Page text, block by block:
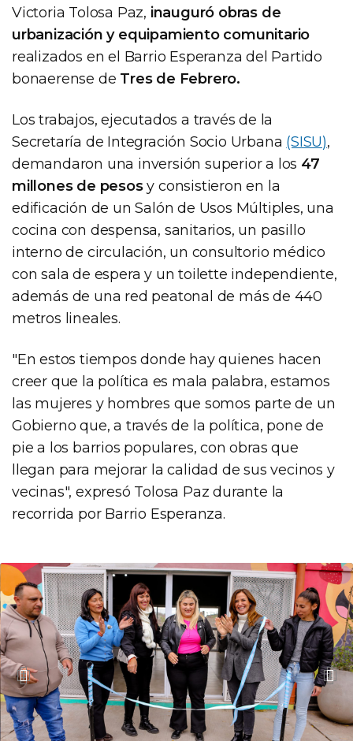
Victoria Tolosa Paz, inauguró obras de
urbanización y equipamiento comunitario
realizados en el Barrio Esperanza del Partido
bonaerense de Tres de Febrero.
Los trabajos, ejecutados a través de la
Secretaría de Integración Socio Urbana (SISU),
demandaron una inversión superior a los 47
millones de pesosy consistieron en la
edificación de un Salón de Usos Múltiples, una
cocina con despensa, sanitarios, un pasillo
interno de circulación, un consultorio médico
con sala de espera y un toilette independiente,
además de una red peatonal de más de 440
metros lineales.
"En estos tiempos donde hay quienes hacen
creer que la política es mala palabra, estamos
las mujeres y hombres que somos parte de un
Gobierno que, a través de la política, pone de
pie a los barrios populares, con obras que
llegan para mejorar la calidad de sus vecinos y
vecinas", expresó Tolosa Paz durante la
recorrida por Barrio Esperanza.